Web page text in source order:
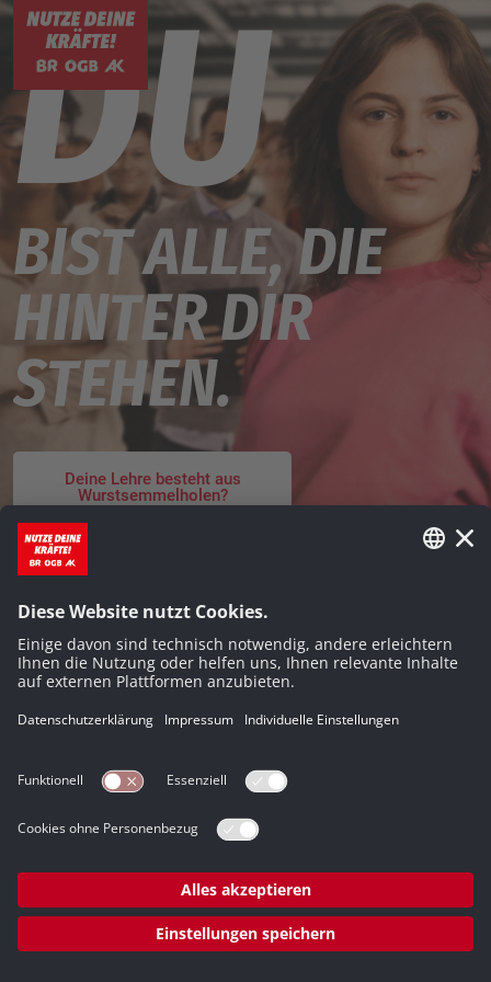
DU
BIST ALLE, DIE
HINTER DIR
STEHEN.
Deine Lehre besteht aus
Wurstsemmelholen?
Dein Chef bezahlt dir kein
Die Arbeit wird mehr, der Lohn nicht?
Alle Themen
aus?
Noch immer gleiche Leistung,
weniger Lohn?